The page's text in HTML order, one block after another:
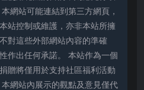
網站可能連結到第三方網頁，
站控制或維護，亦非本站所擁
對這些外部網站內容的準確
作出任何承諾。 本站作為一個
贈將僅用於支持社區福利活動
網站內展示的觀點及意見僅代